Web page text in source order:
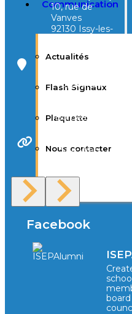
Communication
Actualités
Flash Signaux
Plaquette
Nous contacter
F.A.Q
10, rue de
Vanves
92130 Issy-les-
40, avenue
d’Eysines
Bordeaux
Site Web
Facebook